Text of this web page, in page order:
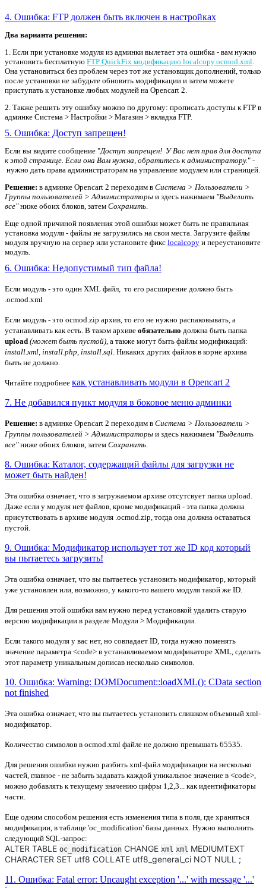
4. Ошибка: FTP должен быть включен в настройках
Два варианта решения:
1. Если при установке модуля из админки вылетает эта ошибка - вам нужно
установить бесплатную FTP QuickFix модификацию localcopy.ocmod.xml
Она установиться без проблем через тот же установщик дополнений, только
после установки не забудьте обновить модификации и затем можете
приступать к установке любых модулей на Opencart 2.
2. Также решить эту ошибку можно по другому: прописать доступы к FTP в
админке Система > Настройки > Магазин > вкладка FTP.
5. Ошибка: Доступ запрещен!
Если вы видите сообщение "Доступ запрещен! У Вас нет прав для доступа
к этой странице. Если она Вам нужна, обратитесь к администратору." -
нужно дать права администраторам на управление модулем или страницей.
Решение: в админке Opencart 2 переходим в Система > Пользователи >
Группы пользователей > Администраторы и здесь нажимаем "Выделить
все"ниже обоих блоков, затем Сохранить
Еще одной причиной появления этой ошибки может быть не правильная
установка модуля - файлы не загрузились на свои места. Загрузите файлы
модуля вручную на сервер или установите фикс localcopy и переустановите
модуль.
6. Ошибка: Недопустимый тип файла!
Если модуль - это один XML файл, то его расширение должно быть
.ocmod.xml
Если модуль - это ocmod.zip архив, то его не нужно распаковывать, а
устанавливать как есть. В таком архиве обязательно должна быть папка
upload (может быть пустой) , а также могут быть файлы модификаций:
install.xml install.php install.sql . Никаких других файлов в корне архива
быть не должно.
Читайте подробнее как устанавливать модули в Opencart 2
7. Не добавился пункт модуля в боковое меню админки
Решение: в админке Opencart 2 переходим в Система > Пользователи >
Группы пользователей > Администраторы и здесь нажимаем "Выделить
все"ниже обоих блоков, затем Сохранить
8. Ошибка: Каталог, содержащий файлы для загрузки не
может быть найден!
Эта ошибка означает, что в загружаемом архиве отсутсвует папка upload.
Даже если у модуля нет файлов, кроме модификаций - эта папка должна
присутствовать в архиве модуля .ocmod.zip, тогда она должна оставаться
пустой.
9. Ошибка: Модификатор использует тот же ID код который
вы пытаетесь загрузить!
Эта ошибка означает, что вы пытаетесь установить модификатор, который
уже установлен или, возможно, у какого-то вашего модуля такой же ID.
Для решения этой ошибки вам нужно перед установкой удалить старую
версию модификации в разделе Модули > Модификации.
Если такого модуля у вас нет, но совпадает ID, тогда нужно поменять
значение параметра <code> в устанавливаемом модификаторе XML, сделать
этот параметр уникальным дописав несколько символов.
10. Ошибка: Warning: DOMDocument::loadXML(): CData section
not finished
Эта ошибка означает, что вы пытаетесь установить слишком объемный xml-
модификатор.
Количество символов в ocmod.xml файле не должно превышать 65535
Для решения ошибки нужно разбить xml-файл модификации на несколько
частей, главное - не забыть задавать каждой уникальное значение в <code>,
можно добавлять к текущему значению цифры 1,2,3... как идентификаторы
части.
Еще одним способом решения есть изменения типа в поля, где храняться
модификации, в таблице 'oc_modification' базы данных. Нужно выполнить
следующий SQL-запрос:
ALTER TABLE oc_modification CHANGE xml xml MEDIUMTEXT
CHARACTER SET utf8 COLLATE utf8_general_ci NOT NULL ;
11. Ошибка: Fatal error: Uncaught exception '...' with message '...'